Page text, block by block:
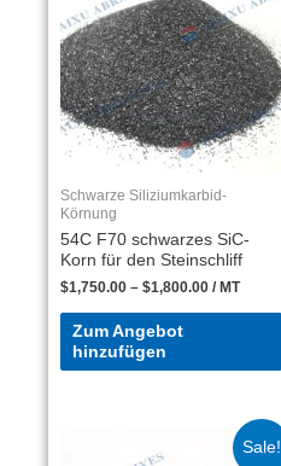
Schwarze Siliziumkarbid-
Körnung
54C F70 schwarzes SiC-
Korn für den Steinschliff
$1,750.00 – $1,800.00 / MT
Zum Angebot
hinzufügen
Sale!